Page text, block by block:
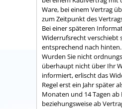
Ware, bei einem Vertrag
zum Zeitpunkt des
Bei einer späteren
Widerrufsrecht verschiebt
entsprechend nach hinten.
Wurden Sie nicht
überhaupt nicht über Ihr
informiert, erlischt das
Regel erst ein Jahr später
Monaten und 14 Tagen ab
beziehungsweise ab